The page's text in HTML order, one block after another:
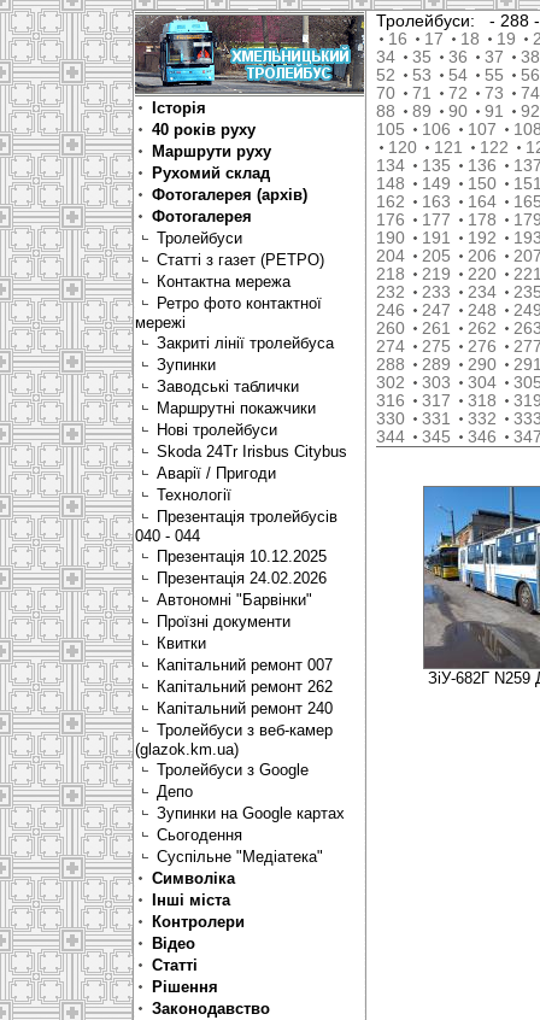
Історія
40 років руху
Маршрути руху
Рухомий склад
Фотогалерея (архів)
Фотогалерея
Тролейбуси
Статті з газет (РЕТРО)
Контактна мережа
Ретро фото контактної
мережі
Закриті лінії тролейбуса
Зупинки
Заводські таблички
Маршрутні покажчики
Нові тролейбуси
Skoda 24Tr Irisbus Citybus
Аварії / Пригоди
Технології
Презентація тролейбусів
040 - 044
Презентація 10.12.2025
Презентація 24.02.2026
Автономні "Барвінки"
Проїзні документи
Квитки
Капітальний ремонт 007
Капітальний ремонт 262
Капітальний ремонт 240
Тролейбуси з веб-камер
(glazok.km.ua)
Тролейбуси з Google
Депо
Зупинки на Google картах
Сьогодення
Суспільне "Медіатека"
Символіка
Інші міста
Контролери
Відео
Статті
Рішення
Законодавство
Тролейбуси:
-
16
17 18 19
34
35 36 37
38
52
53 54 55
56
70
71 72 73
74
88
89 90 91
92
105
106 107
120
121 122
134
135 136
148
149 150
162
163 164
176
177 178
190
191 192
204
205 206
218
219 220
232
233 234
246
247 248
260
261 262
274
275 276
288
289 290
302
303 304
316
317 318
330
331 332
344
345 346
ЗіУ-682Г N259